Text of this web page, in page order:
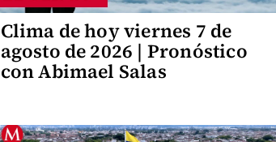
Clima de hoy viernes 7 de
agosto de 2026 | Pronóstico
con Abimael Salas